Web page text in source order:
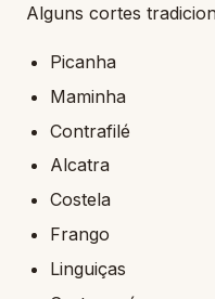
Alguns cortes
Picanha
Maminha
Contrafilé
Alcatra
Costela
Frango
Linguiças